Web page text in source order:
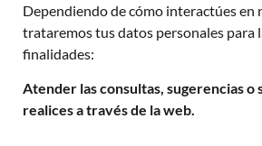
Dependiendo de cómo interactúes en
trataremos tus datos personales para
finalidades:
Atender las consultas, sugerencias o
realices a través de la web.